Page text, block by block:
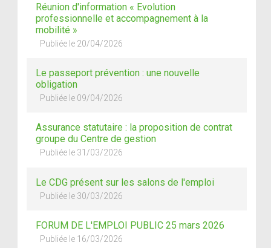
Réunion d'information « Evolution
professionnelle et accompagnement à la
mobilité »
Publiée le 20/04/2026
Le passeport prévention : une nouvelle
obligation
Publiée le 09/04/2026
Assurance statutaire : la proposition de contrat
groupe du Centre de gestion
Publiée le 31/03/2026
Le CDG présent sur les salons de l'emploi
Publiée le 30/03/2026
FORUM DE L'EMPLOI PUBLIC 25 mars 2026
Publiée le 16/03/2026